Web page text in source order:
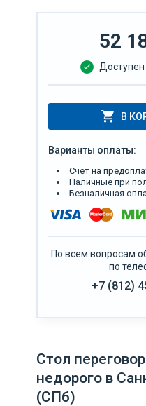
52
Доступен
В
Варианты оплаты:
Счёт на
Наличные при
Безналичная
По всем вопросам
по
+7 (812)
Стол
недорого в
(СПб)